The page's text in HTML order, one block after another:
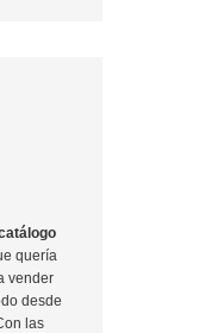
quería
vender
desde
las